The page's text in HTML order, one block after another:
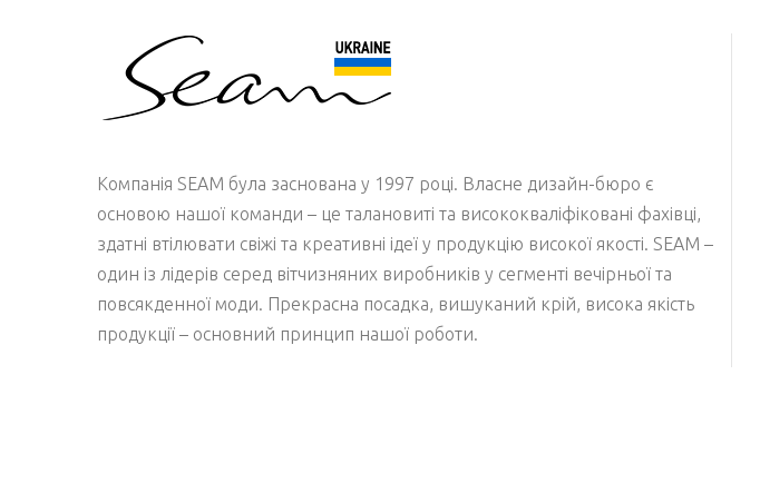
Компанія SEAM була заснована у 1997 році. Власне дизайн-бюро є
основою нашої команди – це талановиті та висококваліфіковані фахівці,
здатні втілювати свіжі та креативні ідеї у продукцію високої якості. SEAM –
один із лідерів серед вітчизняних виробників у сегменті вечірньої та
повсякденної моди. Прекрасна посадка, вишуканий крій, висока якість
продукції – основний принцип нашої роботи.